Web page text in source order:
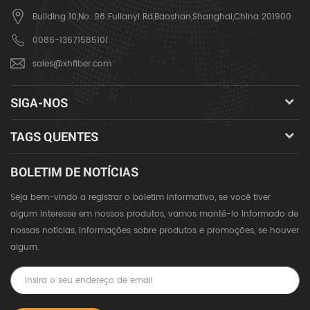
Building 10,No. 98 Fulianyi Rd,Baoshan,Shanghai,China 201900
0086-13671585101
sales@xhfiber.com
SIGA-NOS
TAGS QUENTES
BOLETIM DE NOTÍCIAS
Seja bem-vindo a registrar o boletim informativo, se você tiver
algum interesse em nossos produtos, vamos mantê-lo informado de
nossas notícias, informações sobre produtos e promoções, se houver
algum.